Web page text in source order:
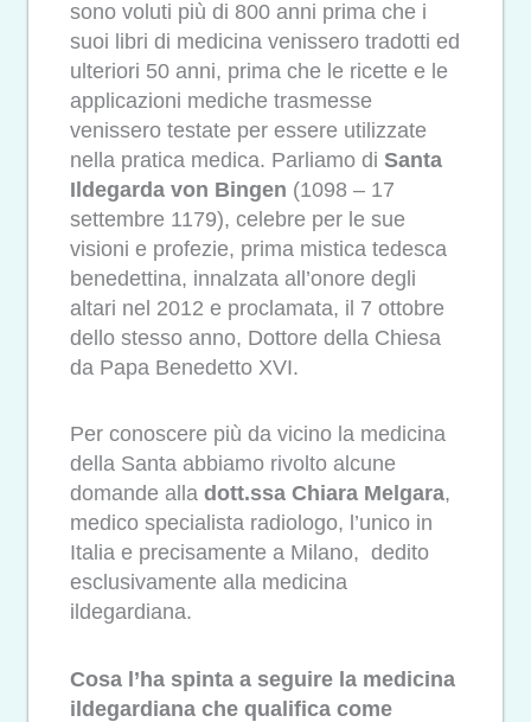
sono voluti più di 800 anni prima che i
suoi libri di medicina venissero tradotti ed
ulteriori 50 anni, prima che le ricette e le
applicazioni mediche trasmesse
venissero testate per essere utilizzate
nella pratica medica. Parliamo di Santa
Ildegarda von Bingen (1098 – 17
settembre 1179), celebre per le sue
visioni e profezie, prima mistica tedesca
benedettina, innalzata all’onore degli
altari nel 2012 e proclamata, il 7 ottobre
dello stesso anno, Dottore della Chiesa
da Papa Benedetto XVI.
Per conoscere più da vicino la medicina
della Santa abbiamo rivolto alcune
domande alla dott.ssa Chiara Melgara,
medico specialista radiologo, l’unico in
Italia e precisamente a Milano, dedito
esclusivamente alla medicina
ildegardiana.
Cosa l’ha spinta a seguire la medicina
ildegardiana che qualifica come